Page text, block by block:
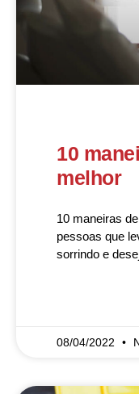
10
melhor
10 maneiras
pessoas que
sorrindo e
08/04/2022